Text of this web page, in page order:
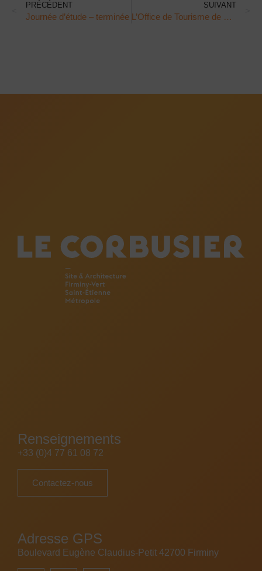
PRÉCÉDENT
Journée d’étude – terminée
SUIVANT
L’Office de Tourisme de Saint-Étienne Métropole achète vos photos ! – terminé
Renseignements
+33 (0)4 77 61 08 72
Contactez-nous
Adresse GPS
Boulevard Eugène Claudius-Petit 42700 Firminy